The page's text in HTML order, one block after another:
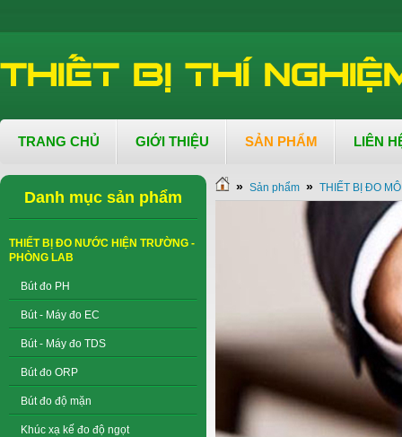
TRANG CHỦ GIỚI THIỆU SẢN PHẨM LIÊN
Danh mục sản phẩm
THIẾT BỊ ĐO NƯỚC HIỆN TRƯỜNG -
PHÒNG LAB
Bút đo PH
Bút - Máy đo EC
Bút - Máy đo TDS
Bút đo ORP
Bút đo độ mặn
Khúc xạ kế đo độ ngọt
» Sản phẩm » THIẾT BỊ ĐO